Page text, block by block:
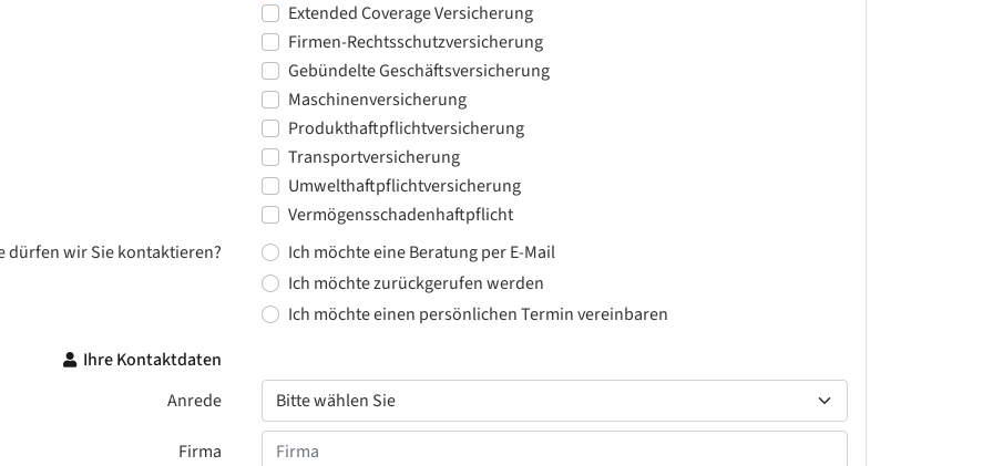
Extended Coverage Versicherung
Firmen-Rechtsschutzversicherung
Gebündelte Geschäftsversicherung
Maschinenversicherung
Produkthaftpflichtversicherung
Transportversicherung
Umwelthaftpflichtversicherung
Vermögensschadenhaftpflicht
dürfen wir Sie kontaktieren?
Ich möchte eine Beratung per E-Mail
Ich möchte zurückgerufen werden
Ich möchte einen persönlichen Termin vereinbaren
Ihre Kontaktdaten
Anrede
Firma